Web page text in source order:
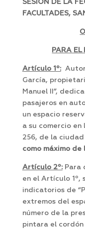
SESIÓN DE LA
FACULTADES,
PARA
Artículo 1º:
García,
Manuel II”,
pasajeros en
un espacio
a su comercio
256, de la
como máximo de
Artículo 2º:Para
en el Artículo 1º,
indicatorios de
extremos del
número de la
pintara el